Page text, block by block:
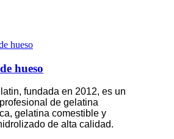
hueso
fundada en 2012, es un
de gelatina
gelatina comestible y
de alta calidad.